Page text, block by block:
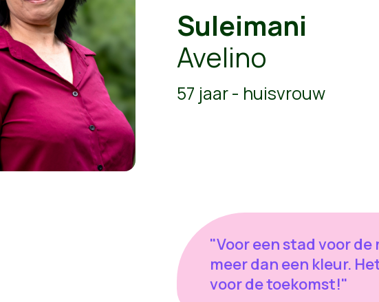
Suleimani
Avelino
57 jaar - huisvrouw
"Voor een stad voor de
meer dan een kleur.
voor de toekomst!"